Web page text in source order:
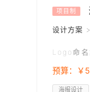
项目制
设计方案
Logo命名
预算：￥
海报设计